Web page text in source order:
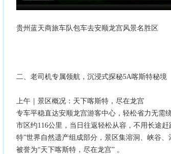
贵州蓝天商旅车队包车去安顺龙宫风景名胜区
二、老司机专属领航，沉浸式探秘5A喀斯特秘境
上午｜景区概况：天下喀斯特，尽在龙宫
专车平稳直达安顺龙宫游客中心，轻松省力无需
市区约116公里，当日往返轻松从容，不用长途
特”世界自然遗产组成部分，景区集溶洞、峡谷
被誉为“天下喀斯特，尽在龙宫” 。